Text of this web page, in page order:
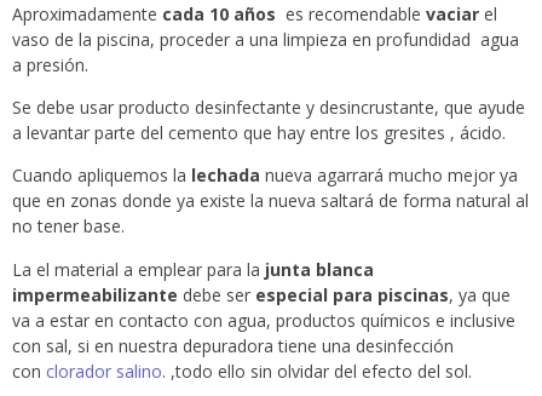
Aproximadamente cada 10 años es recomendable vaciar el
vaso de la piscina, proceder a una limpieza en profundidad agua
a presión.
Se debe usar producto desinfectante y desincrustante, que ayude
a levantar parte del cemento que hay entre los gresites , ácido.
Cuando apliquemos la lechada nueva agarrará mucho mejor ya
que en zonas donde ya existe la nueva saltará de forma natural al
no tener base.
La el material a emplear para la junta blanca
impermeabilizante debe ser especial para piscinas, ya que
va a estar en contacto con agua, productos químicos e inclusive
con sal, si en nuestra depuradora tiene una desinfección
con clorador salino. ,todo ello sin olvidar del efecto del sol.